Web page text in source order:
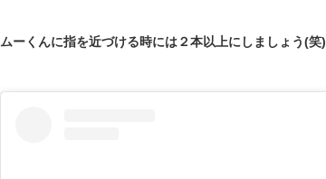
ムーくんに指を近づける時には２本以上にしましょう(笑)